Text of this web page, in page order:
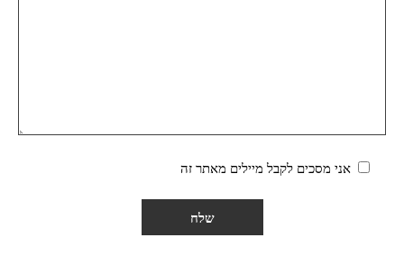
אני מסכים לקבל מיילים מאתר זה